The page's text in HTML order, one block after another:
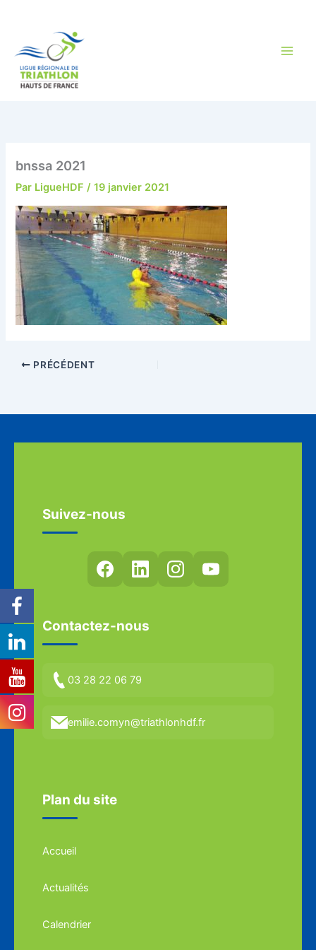
bnssa 2021
Par LigueHDF/19 janvier 2021
PRÉCÉDENT
Suivez-nous
Contactez-nous
03 28 22 06 79
emilie.comyn@triathlonhdf.fr
Plan du site
Accueil
Actualités
Calendrier